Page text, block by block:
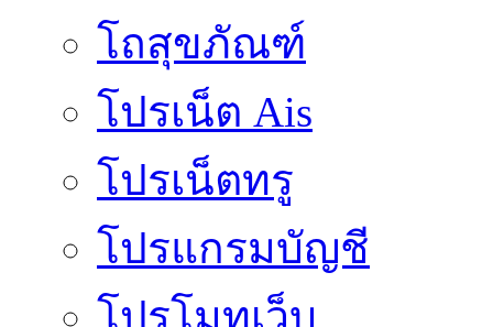
โถสุขภัณฑ์
โปรเน็ต Ais
โปรเน็ตทรู
โปรแกรมบัญชี
โปรโมทเว็บ